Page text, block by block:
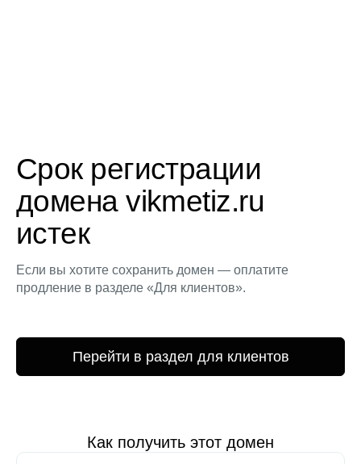
Срок регистрации
домена vikmetiz.ru
истек
Если вы хотите сохранить домен — оплатите
продление в разделе «Для клиентов».
Перейти в раздел для клиентов
Как получить этот домен